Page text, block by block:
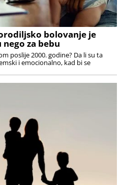
bolovanje je
za bebu
poslije 2000. godine? Da li su ta
i emocionalno, kad bi se